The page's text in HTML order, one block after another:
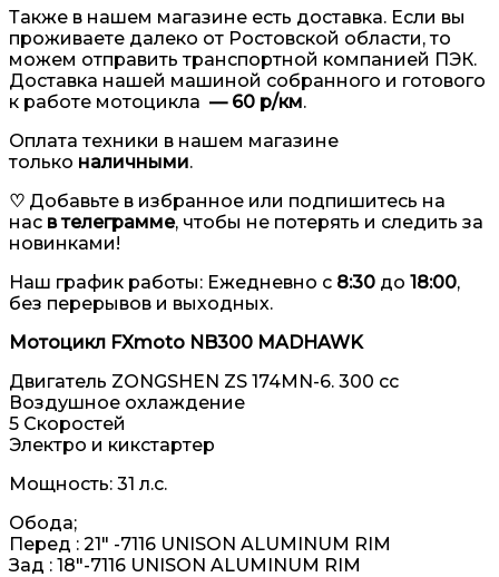
Также в нашем магазине есть доставка. Если вы
проживаете далеко от Ростовской области, то
можем отправить транспортной компанией ПЭК.
Доставка нашей машиной собранного и готового
к работе мотоцикла — 60 р/км.
Оплата техники в нашем магазине
только наличными.
♡ Добавьте в избранное или подпишитесь на
нас в телеграмме, чтобы не потерять и следить за
новинками!
Наш график работы: Ежедневно с 8:30 до 18:00,
без перерывов и выходных.
Мотоцикл FXmoto NB300 MADHAWK
Двигатель ZONGSHEN ZS 174MN-6. 300 cc
Воздушное охлаждение
5 Скоростей
Электро и кикстартер
Мощность: 31 л.c.
Обода;
Перед : 21″ -7116 UNISON ALUMINUM RIM
Зад : 18″-7116 UNISON ALUMINUM RIM